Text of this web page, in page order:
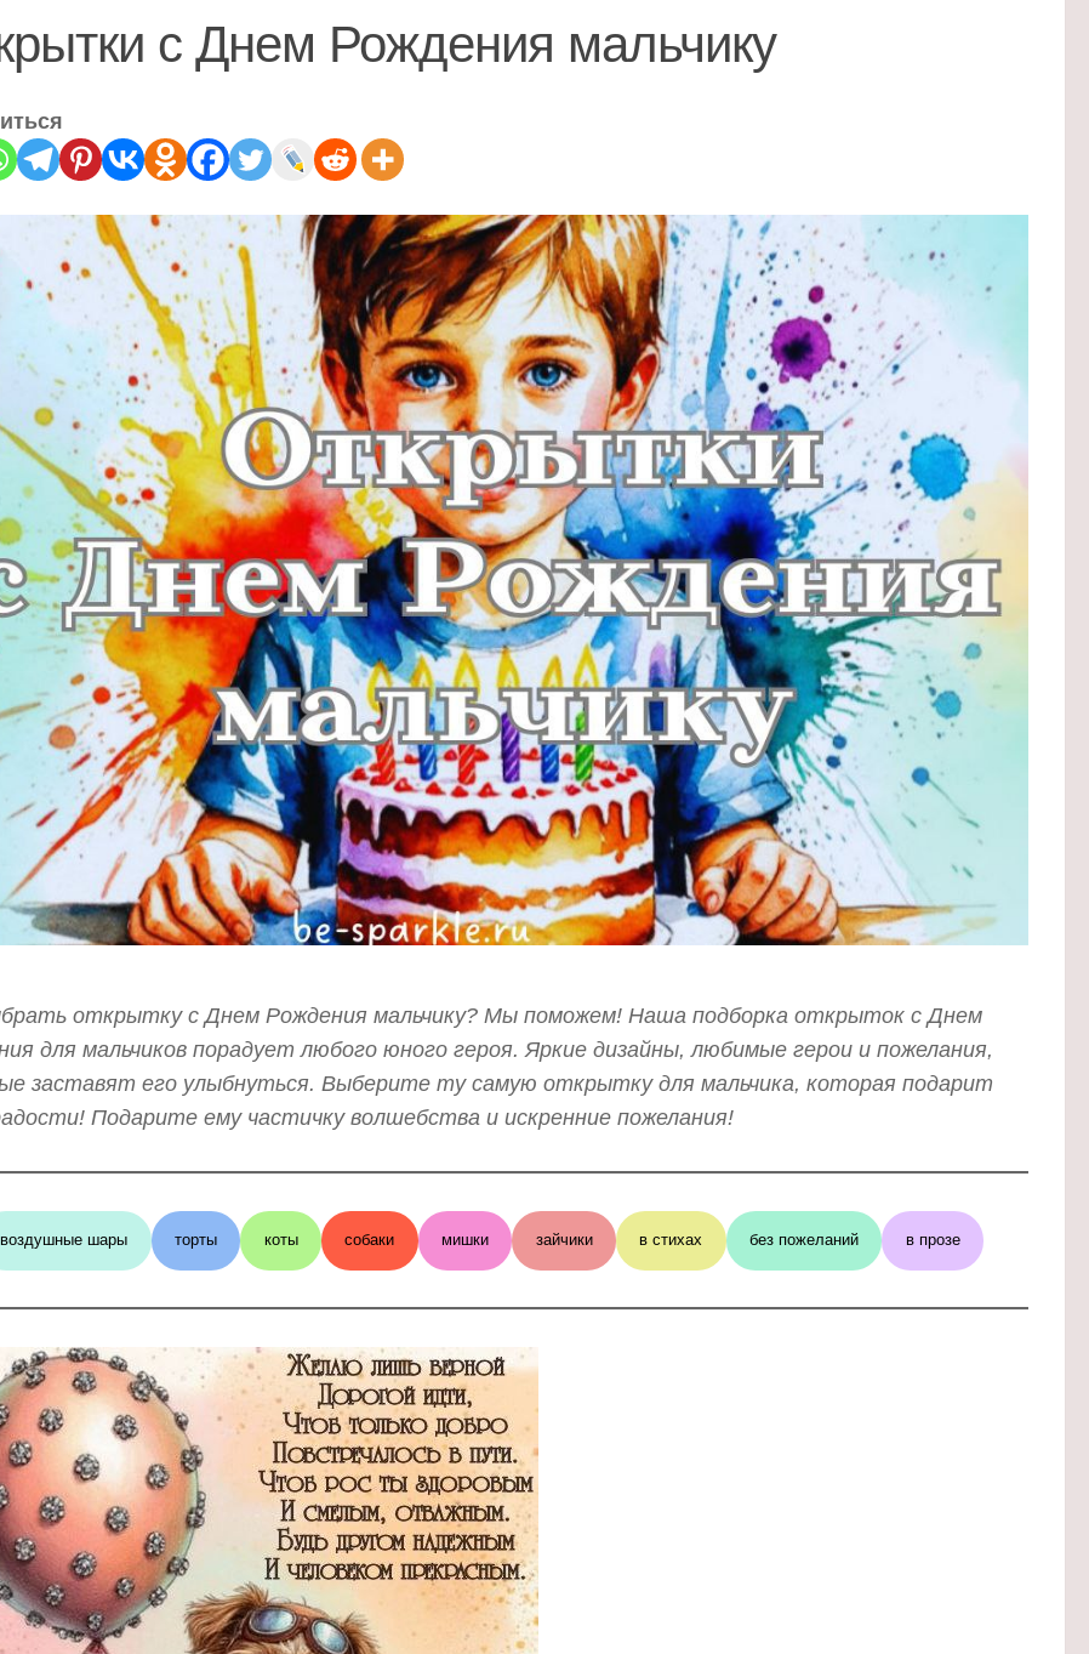
с Днем Рождения мальчику
открытку с Днем Рождения мальчику? Мы поможем! Наша подборка открыток с Днем
для мальчиков порадует любого юного героя. Яркие дизайны, любимые герои и пожелания,
заставят его улыбнуться. Выберите ту самую открытку для мальчика, которая подарит
Подарите ему частичку волшебства и искренние пожелания!
воздушные шары торты коты собаки мишки зайчики в стихах без пожеланий в прозе